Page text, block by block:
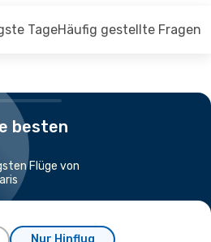
TageHäufig gestellte Fragen
besten
Flüge von
Nur Hinflug